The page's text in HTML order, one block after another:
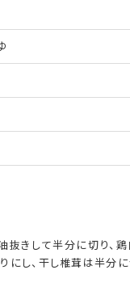
抜きして半分に切り、
にし、干し椎茸は半分に